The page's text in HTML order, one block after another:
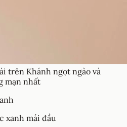
trên Khánh ngọt ngào và
mạn nhất
xanh mái đầu